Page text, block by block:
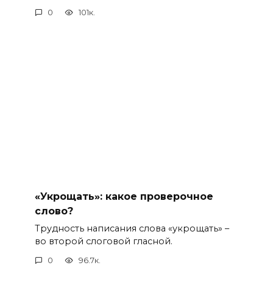
0 101к.
«Укрощать»: какое проверочное
слово?
Трудность написания слова «укрощать» –
во второй слоговой гласной.
0 96.7к.